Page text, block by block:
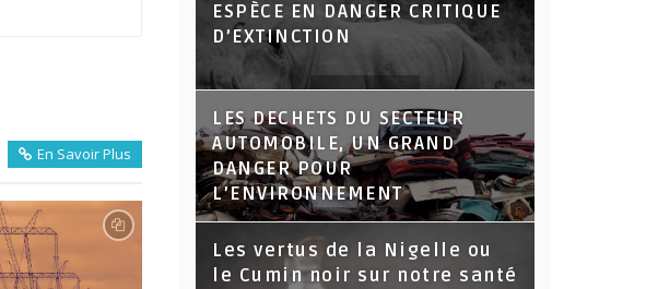
En Savoir Plus
ESPÈCE EN DANGER CRITIQUE
D’EXTINCTION
LES DECHETS DU SECTEUR
AUTOMOBILE, UN GRAND
DANGER POUR
L’ENVIRONNEMENT
Les vertus de la Nigelle ou
le Cumin noir sur notre santé